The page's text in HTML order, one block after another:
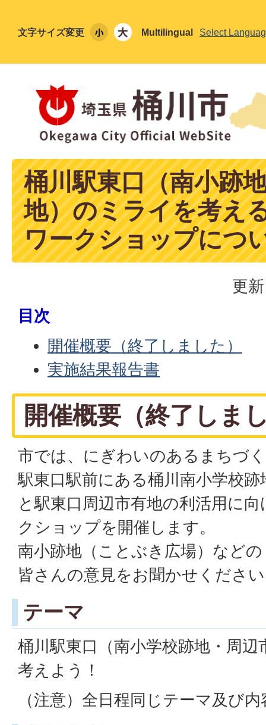
文字サイズ変更 Multilingual Select
桶川駅東口（南小跡
地）のミライを考え
ワークショップにつ
更
目次
開催概要（終了しました）
実施結果報告書
開催概要（終了しま
市では、にぎわいのあるまちづ
駅東口駅前にある桶川南小学校
と駅東口周辺市有地の利活用に
クショップを開催します。
南小跡地（ことぶき広場）など
皆さんの意見をお聞かせくださ
テーマ
桶川駅東口（南小学校跡地・周
考えよう！
（注意）全日程同じテーマ及び